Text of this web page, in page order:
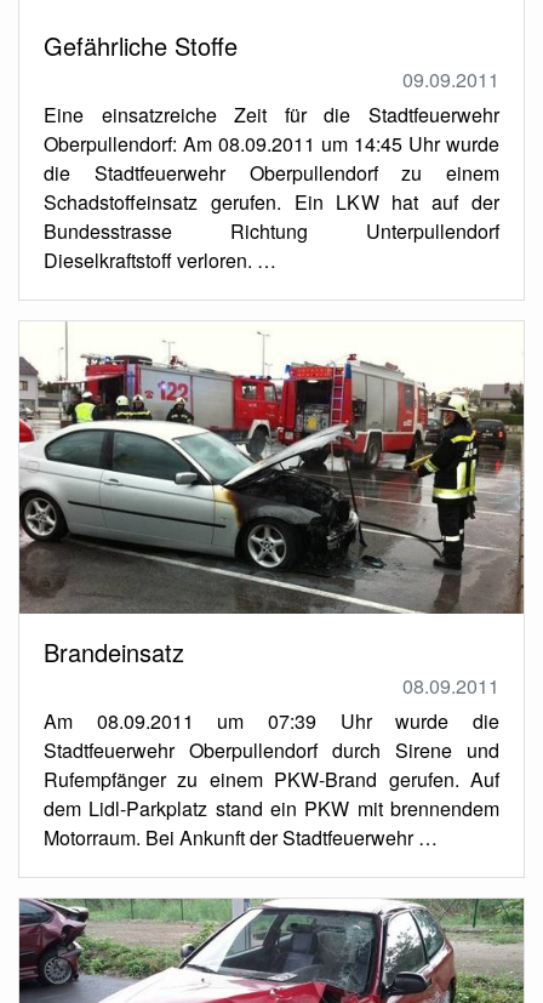
Gefährliche Stoffe
09.09.2011
Eine einsatzreiche Zeit für die Stadtfeuerwehr
Oberpullendorf: Am 08.09.2011 um 14:45 Uhr wurde
die Stadtfeuerwehr Oberpullendorf zu einem
Schadstoffeinsatz gerufen. Ein LKW hat auf der
Bundesstrasse Richtung Unterpullendorf
Dieselkraftstoff verloren. …
Brandeinsatz
08.09.2011
Am 08.09.2011 um 07:39 Uhr wurde die
Stadtfeuerwehr Oberpullendorf durch Sirene und
Rufempfänger zu einem PKW-Brand gerufen. Auf
dem Lidl-Parkplatz stand ein PKW mit brennendem
Motorraum. Bei Ankunft der Stadtfeuerwehr …